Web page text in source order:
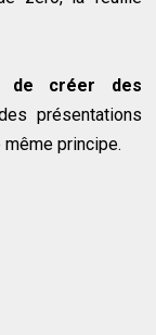
de créer des
présentations
principe.